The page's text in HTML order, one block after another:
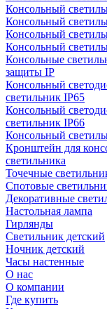
Консольный
Консольный
Консольный
Консольный
Консольные
защиты IP
Консольный
светильник IP65
Консольный
светильник IP66
Консольный
Кронштейн для
светильника
Точечные
Спотовые
Декоративные
Настольная лампа
Гирлянды
Светильник детский
Ночник детский
Часы настенные
О нас
О компании
Где купить